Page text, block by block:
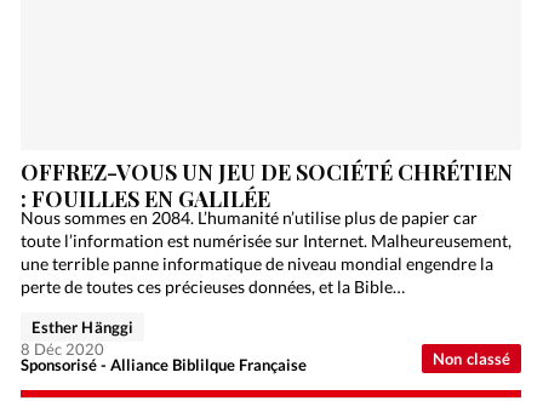
Non classé
OFFREZ-VOUS UN JEU DE SOCIÉTÉ CHRÉTIEN
: FOUILLES EN GALILÉE
Nous sommes en 2084. L’humanité n’utilise plus de papier car
toute l’information est numérisée sur Internet. Malheureusement,
une terrible panne informatique de niveau mondial engendre la
perte de toutes ces précieuses données, et la Bible…
Sponsorisé - Alliance Biblilque Française
Esther Hänggi
8 Déc 2020